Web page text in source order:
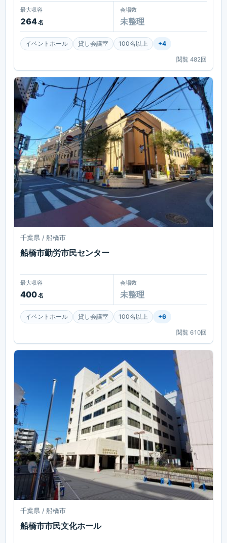
最大収容
264名
会場数
未整理
イベントホール 貸し会議室 100名以上 +4
閲覧 482回
千葉県 / 船橋市
船橋市勤労市民センター
最大収容
400名
会場数
未整理
イベントホール 貸し会議室 100名以上 +6
閲覧 610回
千葉県 / 船橋市
船橋市市民文化ホール